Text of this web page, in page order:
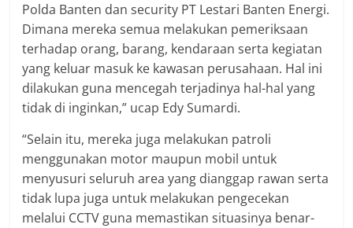
Polda Banten dan security PT Lestari Banten Energi.
Dimana mereka semua melakukan pemeriksaan
terhadap orang, barang, kendaraan serta kegiatan
yang keluar masuk ke kawasan perusahaan. Hal ini
dilakukan guna mencegah terjadinya hal-hal yang
tidak di inginkan,” ucap Edy Sumardi.
“Selain itu, mereka juga melakukan patroli
menggunakan motor maupun mobil untuk
menyusuri seluruh area yang dianggap rawan serta
tidak lupa juga untuk melakukan pengecekan
melalui CCTV guna memastikan situasinya benar-